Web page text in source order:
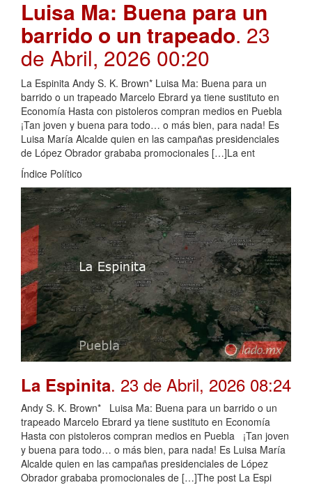
Luisa Ma: Buena para un
barrido o un trapeado. 23
de Abril, 2026 00:20
La Espinita Andy S. K. Brown* Luisa Ma: Buena para un
barrido o un trapeado Marcelo Ebrard ya tiene sustituto en
Economía Hasta con pistoleros compran medios en Puebla
¡Tan joven y buena para todo… o más bien, para nada! Es
Luisa María Alcalde quien en las campañas presidenciales
de López Obrador grababa promocionales […]La ent
Índice Político
La Espinita. 23 de Abril, 2026 08:24
Andy S. K. Brown* Luisa Ma: Buena para un barrido o un
trapeado Marcelo Ebrard ya tiene sustituto en Economía
Hasta con pistoleros compran medios en Puebla ¡Tan joven
y buena para todo… o más bien, para nada! Es Luisa María
Alcalde quien en las campañas presidenciales de López
Obrador grababa promocionales de […]The post La Espi